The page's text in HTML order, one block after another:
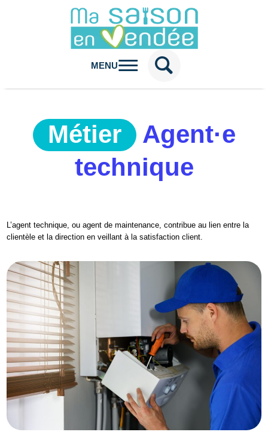
MENU
Métier
Agent·e
technique
L’agent technique, ou agent de maintenance, contribue au lien entre la
clientèle et la direction en veillant à la satisfaction client.